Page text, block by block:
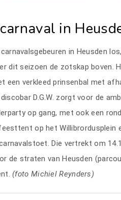
in
in Heusden
dit seizoen de zotskap boven.
een verkleed prinsenbal met
D.G.W. zorgt voor de
op gang, met ook een
op het Willibrordusplein
Die vertrekt om
de straten van Heusden
(foto Michiel Reynders)